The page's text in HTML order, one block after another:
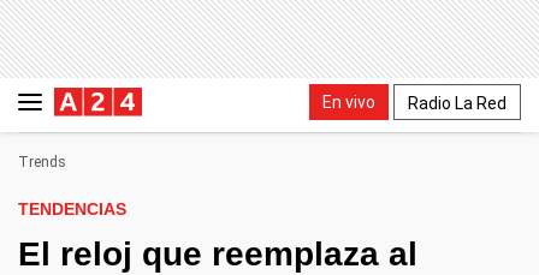
En vivo Radio La Red
Trends
TENDENCIAS
El reloj que reemplaza al